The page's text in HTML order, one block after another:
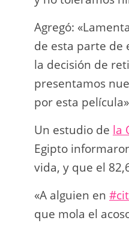
Agregó:
de esta parte de
la decisión de
presentamos
por esta
Un estudio de la
Egipto
vida, y que el
«A alguien en
que mola el